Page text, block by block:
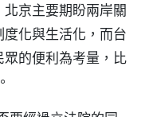
京主要期盼兩岸關
化與生活化，而台
的便利為考量，比